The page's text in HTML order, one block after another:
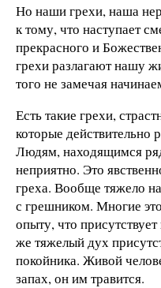
Но наши грехи, наша
к тому, что наступает
прекрасного и
грехи разлагают нашу
того не замечая
Есть такие грехи,
которые действительно
Людям, находящимся
неприятно. Это
греха. Вообще тяжело
с грешником. Многие
опыту, что
же тяжелый дух
покойника. Живой
запах, он им травится.